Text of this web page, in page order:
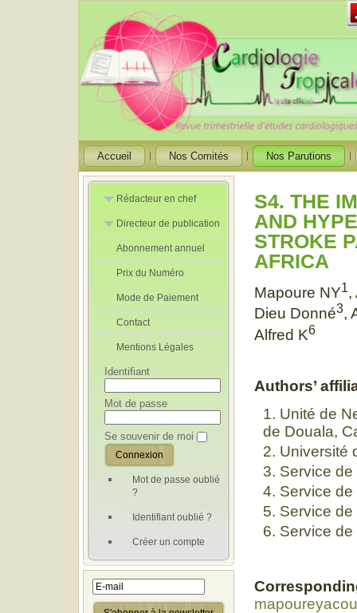
Accueil Nos Comités Nos Parutions
Rédacteur en chef
Rédacteurs en
Chef Adjoint
Directeur de publication
Directeur de
publication
adjoint
Abonnement annuel
Prix du Numéro
Mode de Paiement
Contact
Mentions Légales
Identifiant
Mot de passe
Se souvenir de moi
Mot de passe oublié
?
Identifiant oublié ?
Créer un compte
S4. THE
AND
STROKE
AFRICA
Mapoure NY1,
Dieu Donné3,
Alfred K6
Authors’
Unité de
de Douala,
Université
Service
Service
Service
Service